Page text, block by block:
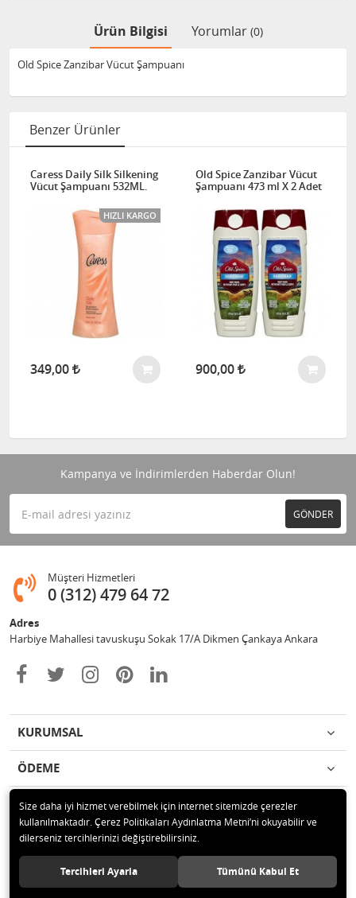
Ürün Bilgisi Yorumlar (0)
Old Spice Zanzibar Vücut Şampuanı
Benzer Ürünler
Caress Daily Silk Silkening
Vücut Şampuanı 532ML.
HIZLI KARGO
349,00
Old Spice Zanzibar Vücut
Şampuanı 473 ml X 2 Adet
900,00
Kampanya ve İndirimlerden Haberdar Olun!
GÖNDER
Müşteri Hizmetleri
0 (312) 479 64 72
Adres
Harbiye Mahallesi tavuskuşu Sokak 17/A Dikmen Çankaya Ankara
KURUMSAL
ÖDEME
İLETİŞİM
© 2020 2Y BİLİŞİM İÇ VE DIŞ TİCARET LTD. ŞTİ. Tüm hakları saklıdır.
Size daha iyi hizmet verebilmek için internet sitemizde çerezler
kullanılmaktadır. Çerez Politikaları Aydınlatma Metni’ni okuyabilir ve
dilerseniz tercihlerinizi değiştirebilirsiniz.
Tercihleri Ayarla Tümünü Kabul Et